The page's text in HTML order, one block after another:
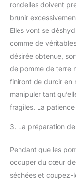
rondelles doivent
brunir
Elles vont se
comme de
désirée obtenue,
de pomme de terre
finiront de durcir en
manipuler tant
fragiles. La
3. La préparation
Pendant que les
occuper du cœur de
séchées et coupez-